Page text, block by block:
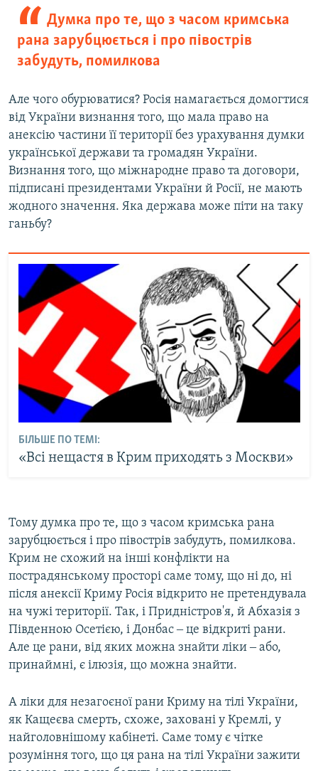
Думка про те, що з часом кримська
рана зарубцюється і про півострів
забудуть, помилкова
Але чого обурюватися? Росія намагається домогтися
від України визнання того, що мала право на
анексію частини її території без урахування думки
української держави та громадян України.
Визнання того, що міжнародне право та договори,
підписані президентами України й Росії, не мають
жодного значення. Яка держава може піти на таку
ганьбу?
БІЛЬШЕ ПО ТЕМІ:
«Всі нещастя в Крим приходять з Москви»
Тому думка про те, що з часом кримська рана
зарубцюється і про півострів забудуть, помилкова.
Крим не схожий на інші конфлікти на
пострадянському просторі саме тому, що ні до, ні
після анексії Криму Росія відкрито не претендувала
на чужі території. Так, і Придністров'я, й Абхазія з
Південною Осетією, і Донбас ‒ це відкриті рани.
Але це рани, від яких можна знайти ліки ‒ або,
принаймні, є ілюзія, що можна знайти.
А ліки для незагоєної рани Криму на тілі України,
як Кащеєва смерть, схоже, заховані у Кремлі, у
найголовнішому кабінеті. Саме тому є чітке
розуміння того, що ця рана на тілі України зажити